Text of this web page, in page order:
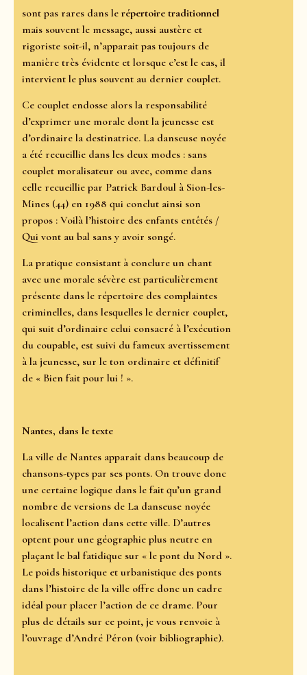
sont pas rares dans le répertoire traditionnel
mais souvent le message, aussi austère et
rigoriste soit-il, n’apparait pas toujours de
manière très évidente et lorsque c’est le cas, il
intervient le plus souvent au dernier couplet.
Ce couplet endosse alors la responsabilité
d’exprimer une morale dont la jeunesse est
d’ordinaire la destinatrice. La danseuse noyée
a été recueillie dans les deux modes : sans
couplet moralisateur ou avec, comme dans
celle recueillie par Patrick Bardoul à Sion-les-
Mines (44) en 1988 qui conclut ainsi son
propos : Voilà l’histoire des enfants entêtés /
Qui vont au bal sans y avoir songé.
La pratique consistant à conclure un chant
avec une morale sévère est particulièrement
présente dans le répertoire des complaintes
criminelles, dans lesquelles le dernier couplet,
qui suit d’ordinaire celui consacré à l’exécution
du coupable, est suivi du fameux avertissement
à la jeunesse, sur le ton ordinaire et définitif
de « Bien fait pour lui ! ».
Nantes, dans le texte
La ville de Nantes apparaît dans beaucoup de
chansons-types par ses ponts. On trouve donc
une certaine logique dans le fait qu’un grand
nombre de versions de La danseuse noyée
localisent l’action dans cette ville. D’autres
optent pour une géographie plus neutre en
plaçant le bal fatidique sur « le pont du Nord ».
Le poids historique et urbanistique des ponts
dans l’histoire de la ville offre donc un cadre
idéal pour placer l’action de ce drame. Pour
plus de détails sur ce point, je vous renvoie à
l’ouvrage d’André Péron (voir bibliographie).